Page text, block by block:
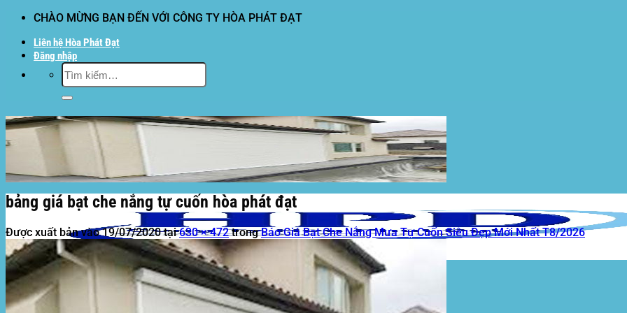
dung
CHÀO MỪNG BẠN ĐẾN VỚI CÔNG TY HÒA PHÁT ĐẠT
Liên hệ Hòa Phát Đạt
Đăng nhập
Tìm
kiếm:
bảng giá bạt che nắng tự cuốn hòa phát đạt
Được xuất bản vào19/07/2020tại630 × 472trongBáo Giá Bạt Che Nắng Mưa Tự Cuốn Siêu Đẹp Mới Nhất T8/2026